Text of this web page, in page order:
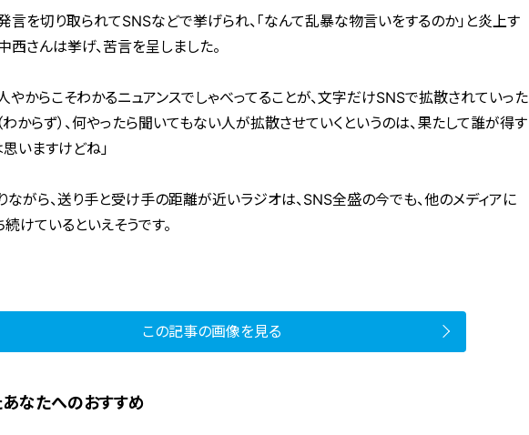
言を切り取られてSNSなどで挙げられ、「なんて乱暴な物言いをするのか」と炎上す
西さんは挙げ、苦言を呈しました。
やからこそわかるニュアンスでしゃべってることが、文字だけSNSで拡散されていった
わからず）、何やったら聞いてもない人が拡散させていくというのは、果たして誰が得す
いますけどね」
ながら、送り手と受け手の距離が近いラジオは、SNS全盛の今でも、他のメディアに
けているといえそうです。
この記事の画像を見る
なたへのおすすめ